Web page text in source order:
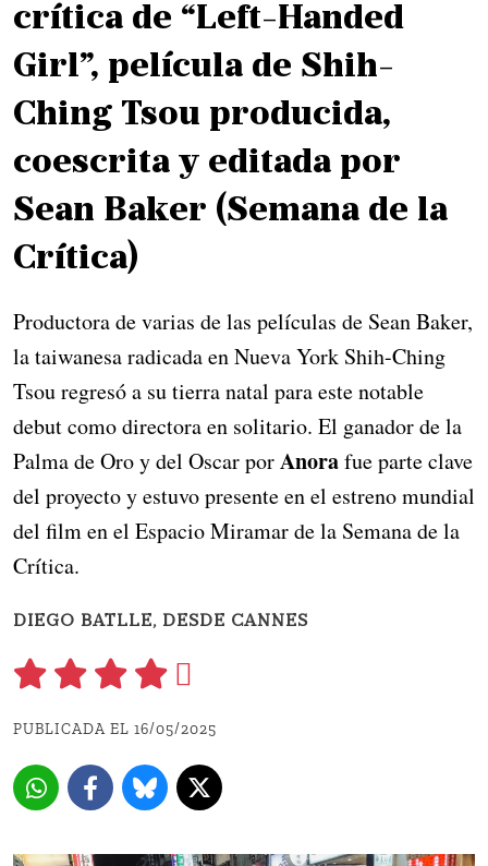
crítica de “Left-Handed
Girl”, película de Shih-
Ching Tsou producida,
coescrita y editada por
Sean Baker (Semana de la
Crítica)
Productora de varias de las películas de Sean Baker,
la taiwanesa radicada en Nueva York Shih-Ching
Tsou regresó a su tierra natal para este notable
debut como directora en solitario. El ganador de la
Palma de Oro y del Oscar porAnorafue parte clave
del proyecto y estuvo presente en el estreno mundial
del film en el Espacio Miramar de la Semana de la
Crítica.
DIEGO BATLLE, DESDE CANNES
PUBLICADA EL 16/05/2025